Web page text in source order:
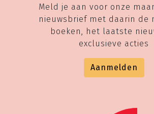
Meld je aan voor onze
nieuwsbrief met daarin de
boeken, het laatste
exclusieve acties
Aanmelden